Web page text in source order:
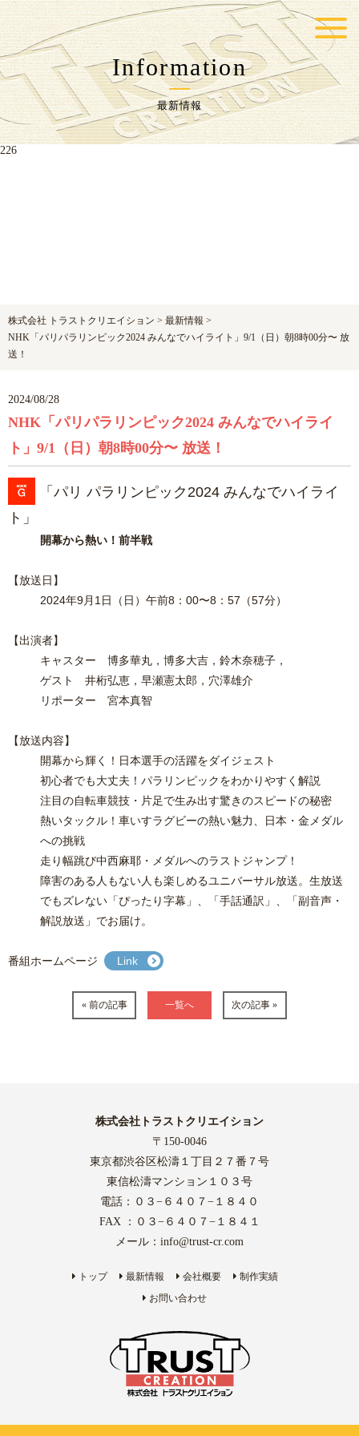
Warning : Undefined variable $postID in /home/trustcr/trust-
cr.com/public_html/wp-content/themes/jpcrest-themes/functions.phpon line
217
Warning : Undefined variable $postID in/home/trustcr/trust-
cr.com/public_html/wp-content/themes/jpcrest-themes/functions.php
on line
226
Information
最新情報
株式会社 トラストクリエイション > 最新情報 >
NHK「パリパラリンピック2024 みんなでハイライト」9/1（日）朝8時00分〜 放
送！
2024/08/28
NHK「パリパラリンピック2024 みんなでハイライ
ト」9/1（日）朝8時00分〜 放送！
「パリ パラリンピック2024 みんなでハイライ
ト」
開幕から熱い！前半戦
【放送日】
2024年9月1日（日）午前8：00〜8：57（57分）
【出演者】
キャスター 博多華丸，博多大吉，鈴木奈穂子，
ゲスト 井桁弘恵，早瀬憲太郎 ，穴澤雄介
リポーター 宮本真智
【放送内容】
開幕から輝く！日本選手の活躍をダイジェスト
初心者でも大丈夫！パラリンピックをわかりやすく解説
注目の自転車競技・片足で生み出す驚きのスピードの秘密
熱いタックル！車いすラグビーの熱い魅力、日本・金メダル
への挑戦
走り幅跳び中西麻耶・メダルへのラストジャンプ！
障害のある人もない人も楽しめるユニバーサル放送。生放送
でもズレない「ぴったり字幕」、「手話通訳」、「副音声・
解説放送」でお届け。
番組ホームページ Link
« 前の記事 一覧へ 次の記事 »
株式会社トラストクリエイション
〒150-0046
東京都渋谷区松濤１丁目２７番７号
東信松濤マンション１０３号
電話：０３−６４０７−１８４０
FAX ：０３−６４０７−１８４１
メール： info@trust-cr.com
トップ 最新情報 会社概要
制作実績
お問い合わせ